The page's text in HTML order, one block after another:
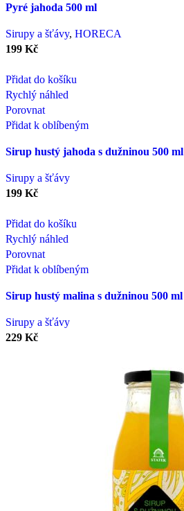
Pyré jahoda 500 ml
Sirupy a šťávy, HORECA
199 Kč
Přidat do košíku
Rychlý náhled
Porovnat
Přidat k oblíbeným
Sirup hustý jahoda s dužninou 500 ml
Sirupy a šťávy
199 Kč
Přidat do košíku
Rychlý náhled
Porovnat
Přidat k oblíbeným
Sirup hustý malina s dužninou 500 ml
Sirupy a šťávy
229 Kč